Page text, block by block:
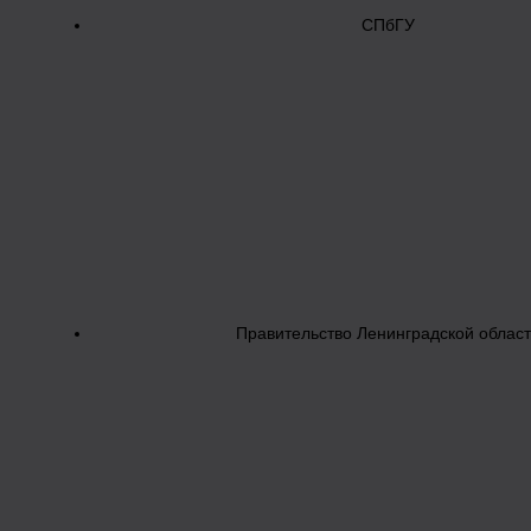
СПбГУ
Правительство Ленинградской